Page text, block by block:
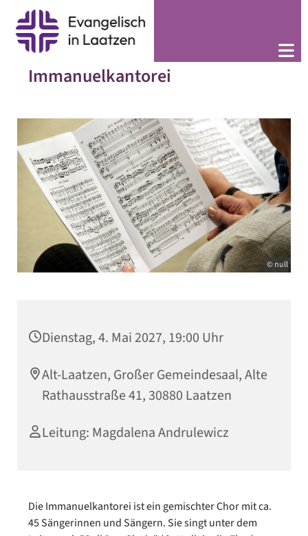
Immanuelkantorei
© null
Dienstag, 4. Mai 2027, 19:00 Uhr
Alt-Laatzen, Großer Gemeindesaal, Alte
Rathausstraße 41, 30880 Laatzen
Leitung: Magdalena Andrulewicz
Die Immanuelkantorei ist ein gemischter Chor mit ca.
45 Sängerinnen und Sängern. Sie singt unter dem